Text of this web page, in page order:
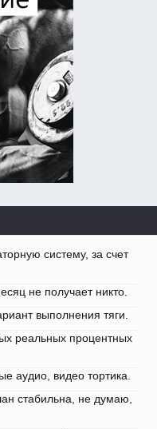
систему, за счет
не получает никто.
выполнения тяги.
реальных процентных
аудио, видео тортика.
стабильна, не думаю,